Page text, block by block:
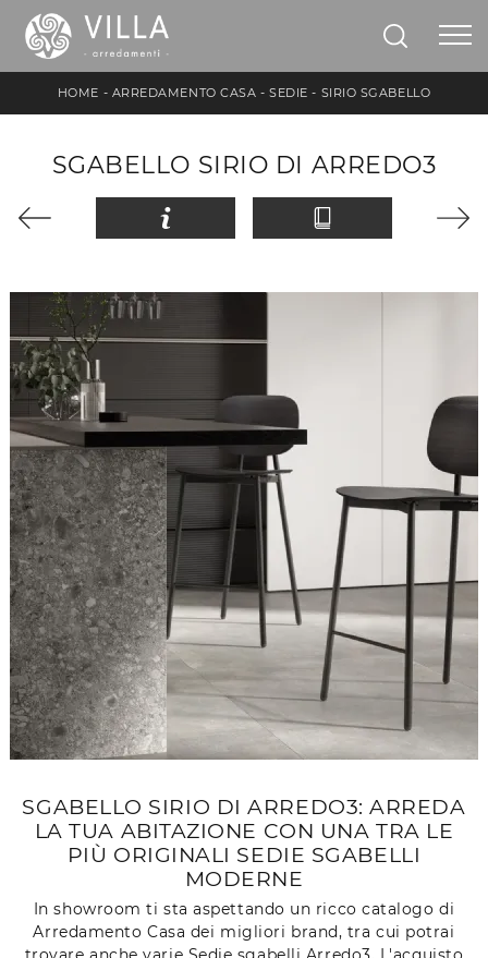
HOME - ARREDAMENTO CASA -SEDIE - SIRIO SGABELLO
SGABELLO SIRIO DI ARREDO3
SGABELLO SIRIO DI ARREDO3: ARREDA
LA TUA ABITAZIONE CON UNA TRA LE
PIÙ ORIGINALI SEDIE SGABELLI
MODERNE
In showroom ti sta aspettando un ricco catalogo di
Arredamento Casa dei migliori brand, tra cui potrai